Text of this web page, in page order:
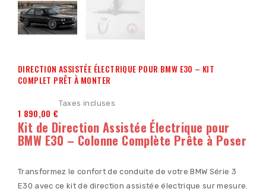
DIRECTION ASSISTÉE ÉLECTRIQUE POUR BMW E30 – KIT
COMPLET PRÊT À MONTER
1 890,00 €
Taxes incluses
Kit de Direction Assistée Électrique pour
BMW E30 – Colonne Complète Prête à Poser
Transformez le confort de conduite de votre BMW Série 3
E30 avec ce kit de direction assistée électrique sur mesure.